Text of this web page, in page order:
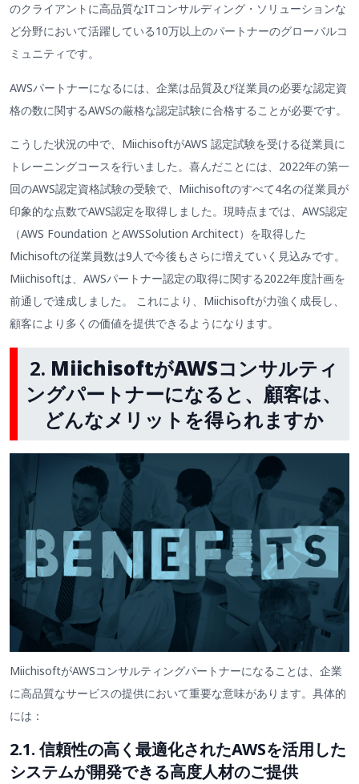
のクライアントに高品質なITコンサルディング・ソリューションな
ど分野において活躍している10万以上のパートナーのグローバルコ
ミュニティです。
AWSパートナーになるには、企業は品質及び従業員の必要な認定資
格の数に関するAWSの厳格な認定試験に合格することが必要です。
こうした状況の中で、MiichisoftがAWS 認定試験を受ける従業員に
トレーニングコースを行いました。喜んだことには、2022年の第一
回のAWS認定資格試験の受験で、Miichisoftのすべて4名の従業員が
印象的な点数でAWS認定を取得しました。現時点までは、AWS認定
（AWS Foundation とAWSSolution Architect）を取得した
Michisoftの従業員数は9人で今後もさらに増えていく見込みです。
Miichisoftは、AWSパートナー認定の取得に関する2022年度計画を
前通しで達成しました。 これにより、Miichisoftが力強く成長し、
顧客により多くの価値を提供できるようになります。
2. MiichisoftがAWSコンサルティ
ングパートナーになると、顧客は、
どんなメリットを得られますか
MiichisoftがAWSコンサルティングパートナーになることは、企業
に高品質なサービスの提供において重要な意味があります。具体的
には：
2.1. 信頼性の高く最適化されたAWSを活用した
システムが開発できる高度人材のご提供